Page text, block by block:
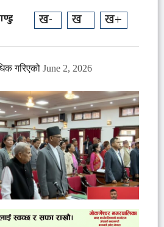
ख- ख ख+
गरिएको June 2, 2026